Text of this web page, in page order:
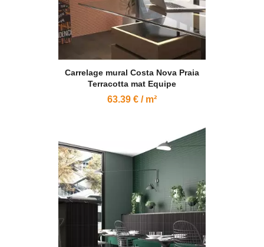
Carrelage mural Costa Nova Praia
Terracotta mat Equipe
63.39 € / m²